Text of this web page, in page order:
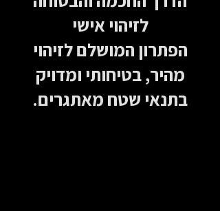
לזיהוי אישי
הפתרון המושלם לזיהוי
מהיר, בטיחותי ומדויק
בתנאי שטח מאתגרים.